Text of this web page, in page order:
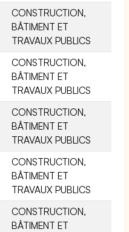
CONSTRUCTION,
BÂTIMENT ET
TRAVAUX PUBLICS
CONSTRUCTION,
BÂTIMENT ET
TRAVAUX PUBLICS
CONSTRUCTION,
BÂTIMENT ET
TRAVAUX PUBLICS
CONSTRUCTION,
BÂTIMENT ET
TRAVAUX PUBLICS
CONSTRUCTION,
BÂTIMENT ET